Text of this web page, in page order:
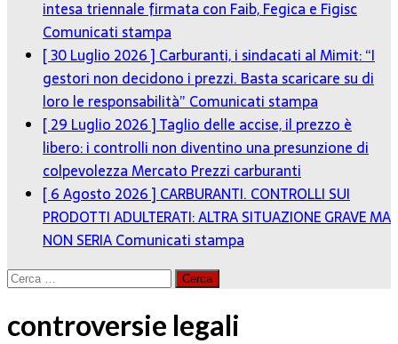
intesa triennale firmata con Faib, Fegica e Figisc
Comunicati stampa
[ 30 Luglio 2026 ] Carburanti, i sindacati al Mimit: “I
gestori non decidono i prezzi. Basta scaricare su di
loro le responsabilità” Comunicati stampa
[ 29 Luglio 2026 ]Taglio delle accise, il prezzo è
libero: i controlli non diventino una presunzione di
colpevolezzaMercato Prezzi carburanti
[ 6 Agosto 2026 ] CARBURANTI. CONTROLLI SUI
PRODOTTI ADULTERATI: ALTRA SITUAZIONE GRAVE MA
NON SERIAComunicati stampa
Ricerca
controversie legali